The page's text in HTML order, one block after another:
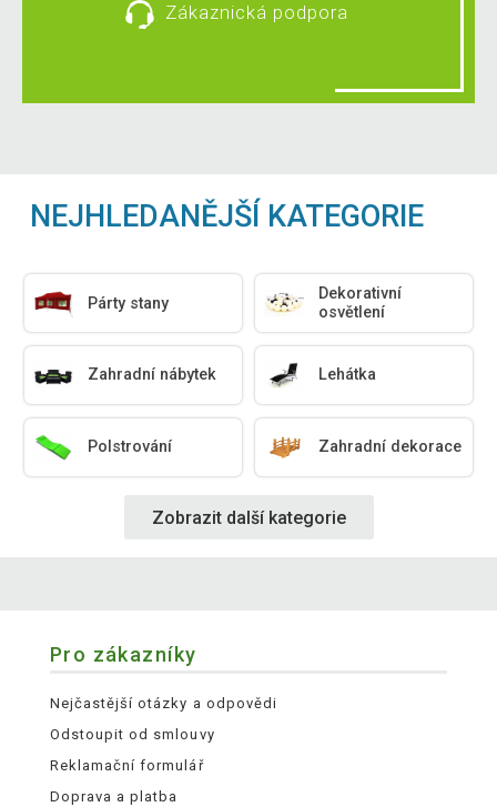
Zákaznická podpora
NEJHLEDANĚJŠÍ KATEGORIE
Párty stany
Dekorativní
osvětlení
Zahradní nábytek Lehátka
Polstrování Zahradní dekorace
Zobrazit další kategorie
Pro zákazníky
Nejčastější otázky a odpovědi
Odstoupit od smlouvy
Reklamační formulář
Doprava a platba